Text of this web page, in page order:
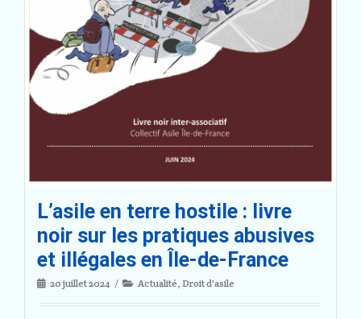
L’asile en terre hostile : livre
noir sur les pratiques abusives
et illégales en Île-de-France
20 juillet 2024 Actualité, Droit d'asile